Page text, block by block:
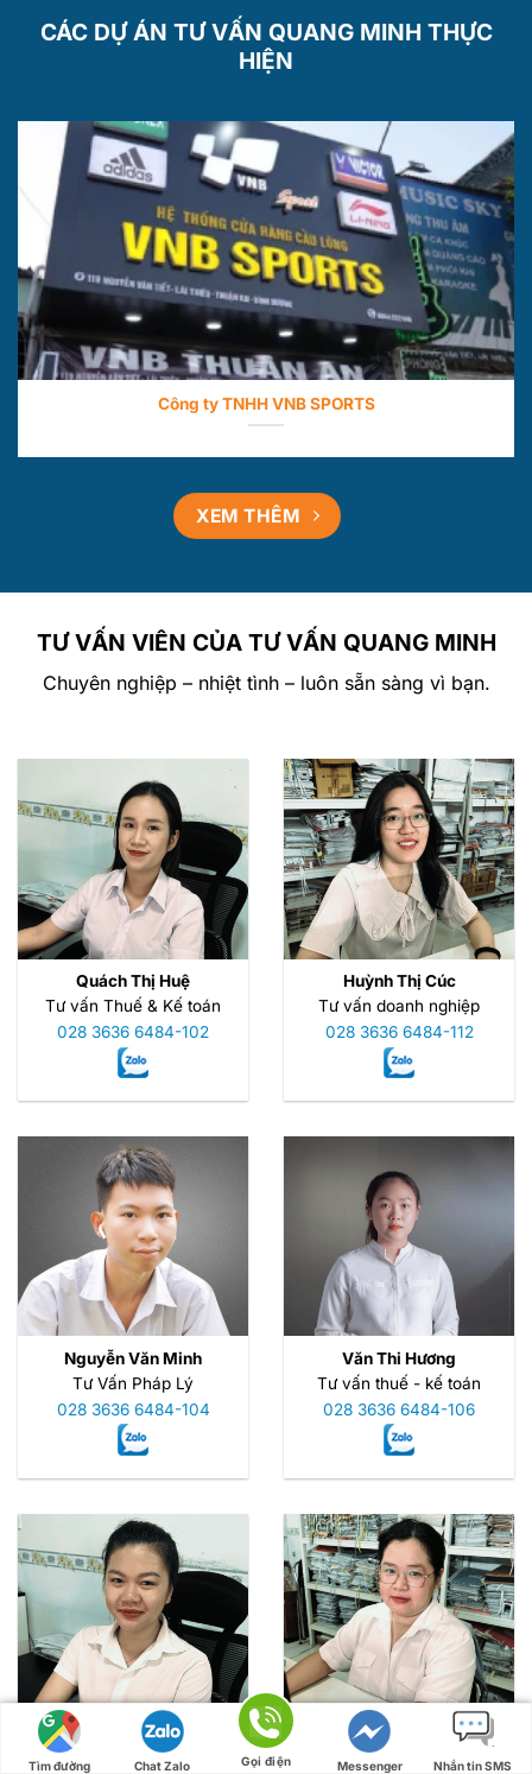
CÁC DỰ ÁN TƯ VẤN QUANG MINH THỰC
HIỆN
Công ty TNHH VNB SPORTS
XEM THÊM
TƯ VẤN VIÊN CỦA TƯ VẤN QUANG MINH
Chuyên nghiệp – nhiệt tình – luôn sẵn sàng vì bạn.
Quách Thị Huệ
Tư vấn Thuế & Kế toán
028 3636 6484-102
Huỳnh Thị Cúc
Tư vấn doanh nghiệp
028 3636 6484-112
Nguyễn Văn Minh
Tư Vấn Pháp Lý
028 3636 6484-104
Văn Thi Hương
Tư vấn thuế - kế toán
028 3636 6484-106
Nguyễn Thị Huệ
Tư Vấn Pháp Lý
Bùi Thị Huyền
Tư vấn doanh nghiệp
Tìm đường Chat Zalo Gọi điện Messenger Nhắn tin SMS